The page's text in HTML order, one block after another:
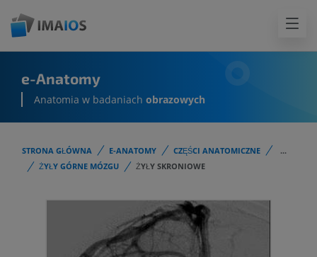
e-Anatomy
Anatomia w badaniach obrazowych
STRONA GŁÓWNA E-ANATOMY CZĘŚCI ANATOMICZNE
...
ŻYŁY GÓRNE MÓZGU
ŻYŁY SKRONIOWE